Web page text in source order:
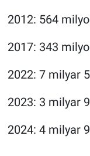
2012: 564
2017: 343
2022: 7 milyar
2023: 3 milyar
2024: 4 milyar